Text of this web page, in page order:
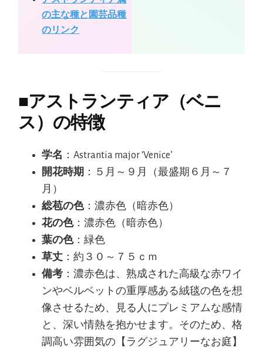
の主な種と園芸品種
のリンク
■アストランティア（ベニ
ス）の特徴
学名 ：Astrantia major ‘Venice’
開花時期 ：５月～９月（最盛期６月～７
月）
総苞の色：濃赤色（暗赤色）
花の色：濃赤色（暗赤色）
葉の色：緑色
草丈 ：約３０～７５ｃｍ
備考 ：濃赤色は、熟成された高級な赤ワイ
ンやベルベットの重厚感ある絨毯の色を想
像させるため、見る人にプレミアムな感情
と、深い情熱を抱かせます。そのため、格
調高い雰囲気の【ラグジュアリーなお庭】